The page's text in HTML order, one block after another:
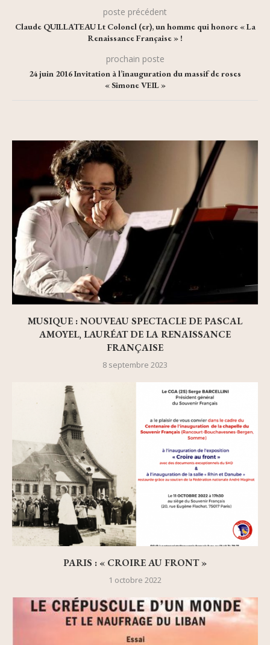
poste précédent
Claude QUILLATEAU Lt Colonel (er), un homme qui honore « La
Renaissance Française » !
prochain poste
24 juin 2016 Invitation à l’inauguration du massif de roses
« Simone VEIL »
MUSIQUE : NOUVEAU SPECTACLE DE PASCAL
AMOYEL, LAURÉAT DE LA RENAISSANCE
FRANÇAISE
8 septembre 2023
PARIS : « CROIRE AU FRONT »
1 octobre 2022